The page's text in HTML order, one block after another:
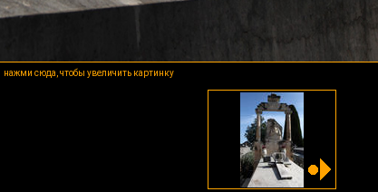
нажми сюда, чтобы увеличить картинку